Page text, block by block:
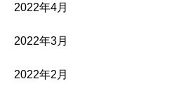
2022年4月
2022年3月
2022年2月